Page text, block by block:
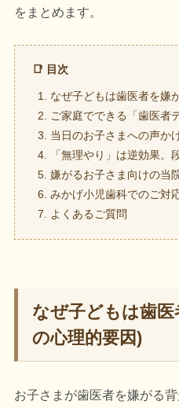
をまとめます。
📑 目次
なぜ子どもは歯医者を嫌
ご家庭でできる「歯医者
当日のお子さまへの声か
「無理やり」は逆効果。
嫌がるお子さま向けの当
みかげ小児歯科でのご対
よくあるご質問
なぜ子どもは歯
の心理的要因)
お子さまが歯医者を嫌がる